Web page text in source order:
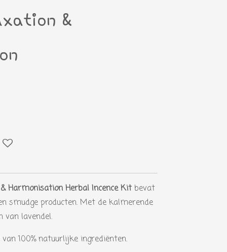
&
Harmonisation Herbal Incence Kit bevat
smudge producten. Met de kalmerende
van lavendel.
100% natuurlijke ingrediënten.